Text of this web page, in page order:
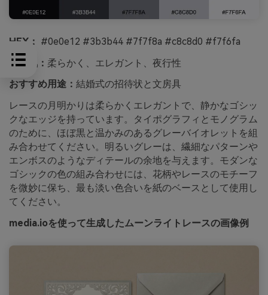
HEX： #0e0e12 #3b3b44 #7f7f8a #c8c8d0 #f7f6fa
雰囲気： 柔らかく、エレガント、夜行性
おすすめ用途： 結婚式の招待状と文房具
レースの月明かりは柔らかくエレガントで、静かなゴシッ
クなエッジを持っています。タイポグラフィとモノグラム
のために、ほぼ黒と温かみのあるグレーバイオレットを組
み合わせてください。明るいグレーは、繊細なパターンや
エンボスのようなディテールの余地を与えます。モダンな
ゴシックの色の組み合わせには、花柄やレースのモチーフ
を微妙に保ち、最も淡い色合いを紙のベースとして使用し
てください。
media.ioを使って生成したムーンライトレースの画像例